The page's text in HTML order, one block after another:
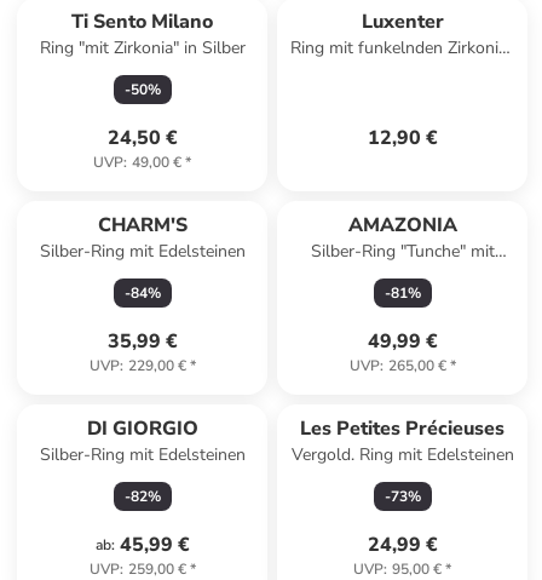
Ti Sento Milano
Ring "mit Zirkonia" in Silber
-50%
24,50 €
UVP: 49,00 €*
Luxenter
Ring mit funkelnden Zirkonia-
12,90 €
CHARM'S
Silber-Ring mit Edelsteinen
-84%
35,99 €
UVP: 229,00 €*
AMAZONIA
Silber-Ring "Tunche" mit
Edelsteinen
-81%
49,99 €
UVP: 265,00 €*
DI GIORGIO
Silber-Ring mit Edelsteinen
-82%
ab: 45,99 €
UVP: 259,00 €*
Les Petites Précieuses
Vergold. Ring mit Edelsteinen
-73%
24,99 €
UVP: 95,00 €*